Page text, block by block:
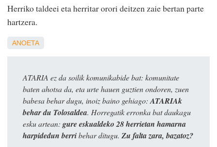
Herriko taldeei eta herritar orori deitzen zaie bertan parte
hartzera.
ANOETA
ATARIA ez da soilik komunikabide bat: komunitate
baten ahotsa da, eta urte hauen guztien ondoren, zuen
babesa behar dugu, inoiz baino gehiago: ATARIAk
behar du Tolosaldea. Horregatik erronka bat daukagu
esku artean: gure eskualdeko 28 herrietan hamarna
harpidedun berribehar ditugu. Zu falta zara, bazatoz?